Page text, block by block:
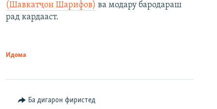
(Шавкатҷон Шарифов) ва модару бародараш
рад кардааст.
Идома
Ба дигарон фиристед